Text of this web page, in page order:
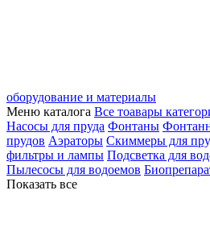
оборудование и материалы
Меню каталога Все тоавары
Насосы для пруда Фонтаны
прудов Аэраторы Скиммеры для
фильтры и лампы Подсветка для
Пылесосы для водоемов
Показать все